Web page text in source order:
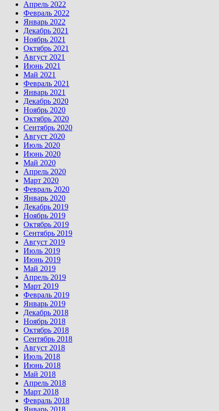
Апрель 2022
Февраль 2022
Январь 2022
Декабрь 2021
Ноябрь 2021
Октябрь 2021
Август 2021
Июнь 2021
Май 2021
Февраль 2021
Январь 2021
Декабрь 2020
Ноябрь 2020
Октябрь 2020
Сентябрь 2020
Август 2020
Июль 2020
Июнь 2020
Май 2020
Апрель 2020
Март 2020
Февраль 2020
Январь 2020
Декабрь 2019
Ноябрь 2019
Октябрь 2019
Сентябрь 2019
Август 2019
Июль 2019
Июнь 2019
Май 2019
Апрель 2019
Март 2019
Февраль 2019
Январь 2019
Декабрь 2018
Ноябрь 2018
Октябрь 2018
Сентябрь 2018
Август 2018
Июль 2018
Июнь 2018
Май 2018
Апрель 2018
Март 2018
Февраль 2018